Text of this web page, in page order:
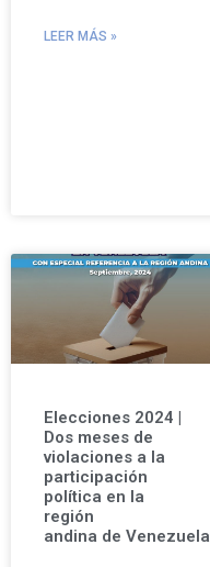
LEER MÁS »
Elecciones 2024 |
Dos meses de
violaciones a la
participación
política en la
región
andina de Venezuela